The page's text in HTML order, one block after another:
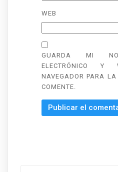
WEB
GUARDA MI
ELECTRÓNICO
NAVEGADOR PARA
COMENTE.